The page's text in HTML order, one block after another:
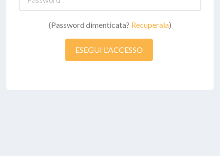
(Password dimenticata? Recuperala)